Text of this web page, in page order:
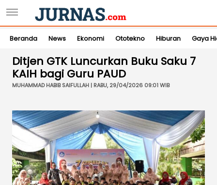
Beranda News Ekonomi Ototekno Hiburan Gaya
Ditjen GTK Luncurkan Buku Saku 7
KAIH bagi Guru PAUD
MUHAMMAD HABIB SAIFULLAH | RABU, 29/04/2026 09:01 WIB